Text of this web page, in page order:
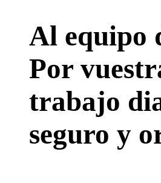
Al equipo
Por
trabajo
seguro y